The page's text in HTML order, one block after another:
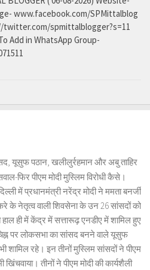
www.facebook.com/SPMittalblog
spmittalblogger?s=11
Add in WhatsApp Group-
यूसुफ पठान, खलीलुर्रहमान और अबु ताहिर
फिर पीएम मोदी मुस्लिम विरोधी कैसे।
में प्रधानमंत्री नरेंद्र मोदी ने ममता बनर्जी
के नेतृत्व वाली शिवसेना के उन 26 सांसदों को
ही में केंद्र में सत्तारूढ़ एनडीए में शामिल हुए
पर लोकसभा का सांसद बनने वाले यूसुफ
शामिल रहे। इन तीनों मुस्लिम सांसदों ने पीएम
तीनों ने पीएम मोदी की कार्यशैली